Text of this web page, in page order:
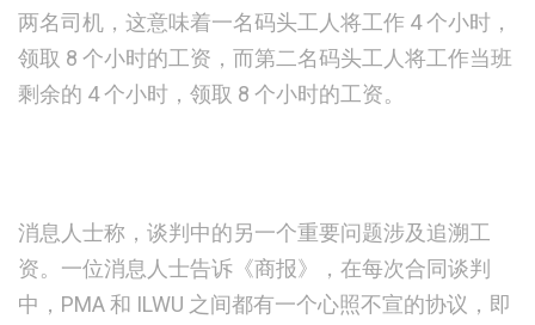
两名司机，这意味着一名码头工人将工作 4 个小时，
领取 8 个小时的工资，而第二名码头工人将工作当班
剩余的 4 个小时，领取 8 个小时的工资。
消息人士称，谈判中的另一个重要问题涉及追溯工
资。一位消息人士告诉《商报》，在每次合同谈判
中，PMA 和 ILWU 之间都有一个心照不宣的协议，即